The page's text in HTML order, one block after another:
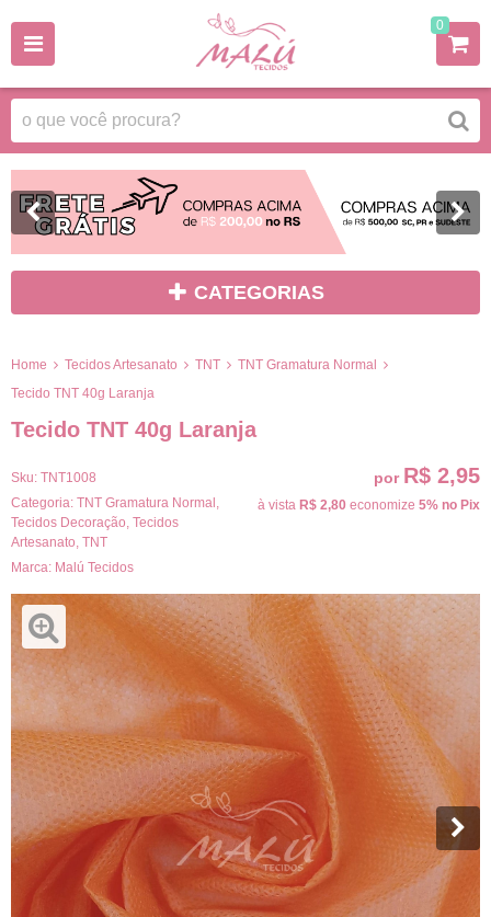
0
CATEGORIAS
Home Tecidos Artesanato TNT
TNT Gramatura Normal
Tecido TNT 40g Laranja
Tecido TNT 40g Laranja
Sku: TNT1008
Categoria: TNT Gramatura Normal
Tecidos Decoração Tecidos
Artesanato TNT
Marca: Malú Tecidos
por R$ 2,95
à vista R$ 2,80 economize 5% no Pix